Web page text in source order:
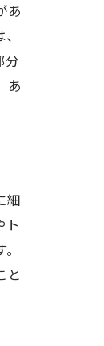
あ
分
あ
細
ト
と